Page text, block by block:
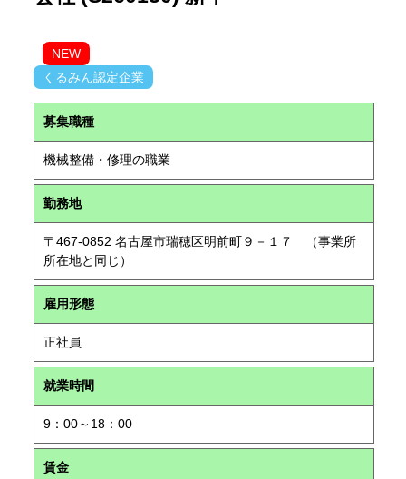
NEW
くるみん認定企業
募集職種
機械整備・修理の職業
勤務地
〒467-0852 名古屋市瑞穂区明前町９－１７ （事業所
所在地と同じ）
雇用形態
正社員
就業時間
9：00～18：00
賃金